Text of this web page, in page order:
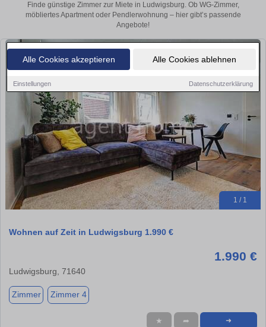
Alle Cookies akzeptieren Alle Cookies ablehnen
Einstellungen Datenschutzerklärung
Finde günstige Zimmer zur Miete in Ludwigsburg. Ob WG-Zimmer,
möbliertes Apartment oder Pendlerwohnung – hier gibt’s passende
Angebote!
1 / 1
Wohnen auf Zeit in Ludwigsburg 1.990 €
1.990 €
Ludwigsburg, 71640
Zimmer Zimmer 4
★ ➦ ➜